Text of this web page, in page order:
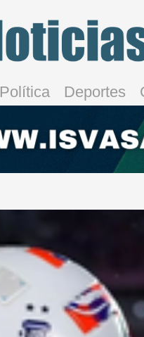
Política Deportes